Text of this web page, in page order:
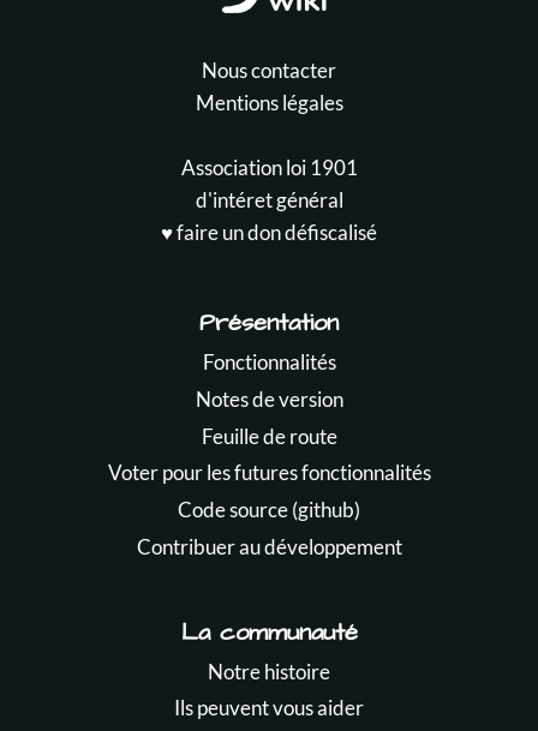
Nous contacter
Mentions légales
Association loi 1901
d'intéret général
♥️ faire un don défiscalisé
Présentation
Fonctionnalités
Notes de version
Feuille de route
Voter pour les futures fonctionnalités
Code source (github)
Contribuer au développement
La communauté
Notre histoire
Ils peuvent vous aider